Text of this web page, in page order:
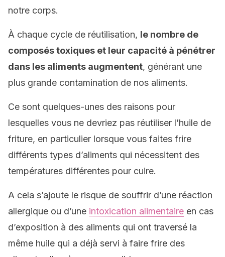
notre corps.
À chaque cycle de réutilisation, le nombre de
composés toxiques et leur capacité à pénétrer
dans les aliments augmentent, générant une
plus grande contamination de nos aliments.
Ce sont quelques-unes des raisons pour
lesquelles vous ne devriez pas réutiliser l’huile de
friture, en particulier lorsque vous faites frire
différents types d’aliments qui nécessitent des
températures différentes pour cuire.
A cela s’ajoute le risque de souffrir d’une réaction
allergique ou d’une intoxication alimentaire en cas
d’exposition à des aliments qui ont traversé la
même huile qui a déjà servi à faire frire des